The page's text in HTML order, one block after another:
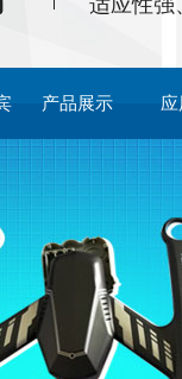
适应性强
产品展示